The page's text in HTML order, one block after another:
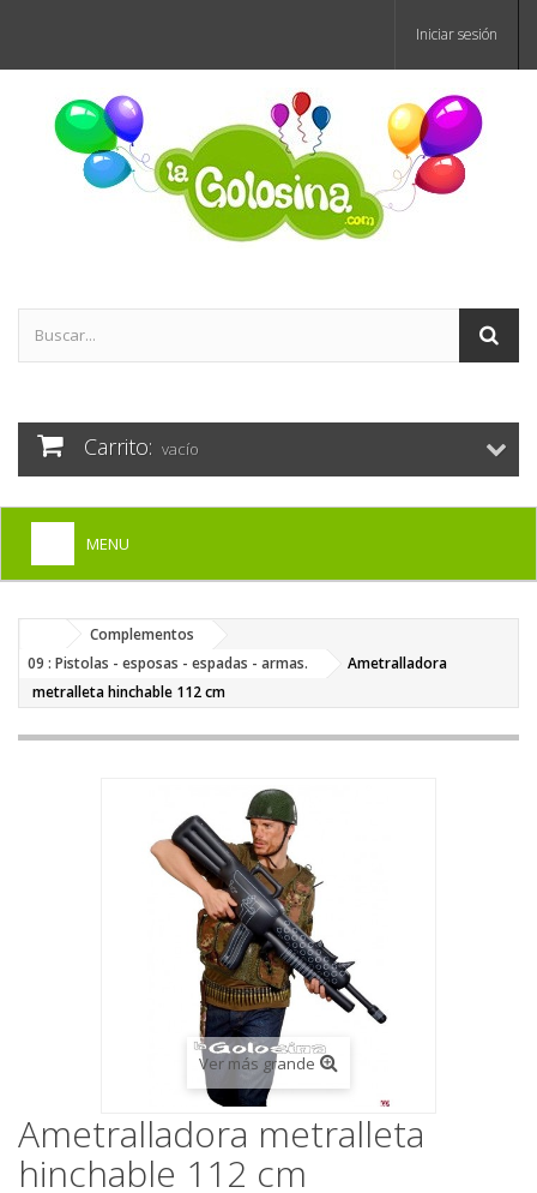
Iniciar sesión
Carrito: vacío
MENU
DISFRACES PARA ADULTOS
+
DISFRACES INFANTILES
+
COMPLEMENTOS
PELUCAS, GORROS, CARETAS
Complementos
09 : Pistolas - esposas - espadas - armas.
Ametralladora
metralleta hinchable 112 cm
Ver más grande
Ametralladora metralleta
hinchable 112 cm